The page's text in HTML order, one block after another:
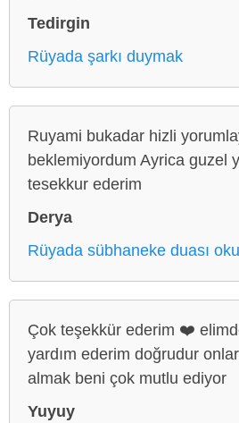
Tedirgin
Rüyada şarkı duymak
Ruyami bukadar hizli
beklemiyordum Ayrica guzel
tesekkur ederim
Derya
Rüyada sübhaneke duası
Çok teşekkür ederim ❤️
yardım ederim doğrudur
almak beni çok mutlu ediyor
Yuyuy